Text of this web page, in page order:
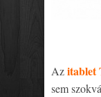
Azitablet
sem